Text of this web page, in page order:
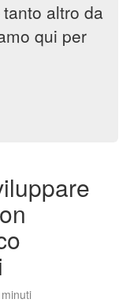
altro da
qui per